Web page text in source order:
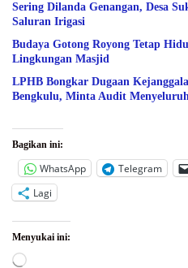
Sering Dilanda Genangan, Desa
Saluran Irigasi
Budaya Gotong Royong Tetap
Lingkungan Masjid
LPHB Bongkar Dugaan
Bengkulu, Minta Audit
Bagikan ini:
WhatsApp Telegram
Lagi
Menyukai ini:
Memuat...